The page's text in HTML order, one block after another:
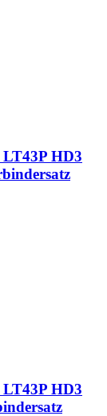
HD3
HD3